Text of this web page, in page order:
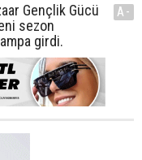
Gençlik Gücü
sezon
girdi.
A-